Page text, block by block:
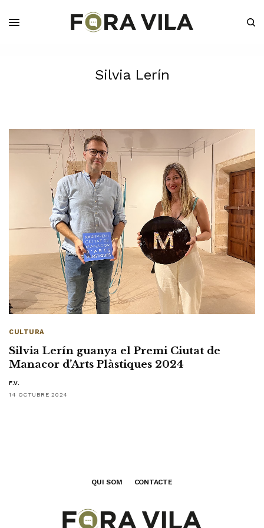
Silvia Lerín
CULTURA
Silvia Lerín guanya el Premi Ciutat de
Manacor d’Arts Plàstiques 2024
F.V.
14 OCTUBRE 2024
QUI SOM CONTACTE